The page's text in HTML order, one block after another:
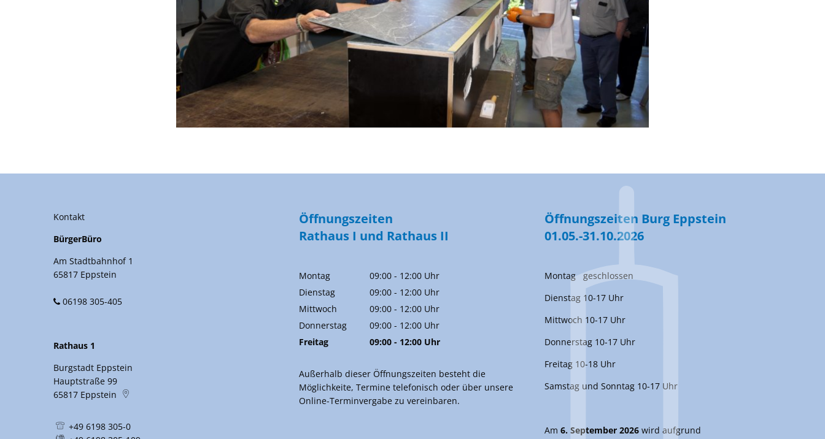
Kontakt
BürgerBüro
Am Stadtbahnhof 1
65817 Eppstein
06198 305-405
Rathaus 1
Burgstadt Eppstein
Hauptstraße 99
65817 Eppstein
+49 6198 305-0
Öffnungszeiten
Rathaus I und Rathaus II
Montag 09:00 - 12:00 Uhr
Von 09:00 bis 12:00 Uhr
Dienstag 09:00 - 12:00 Uhr
Von 09:00 bis 12:00 Uhr
Mittwoch 09:00 - 12:00 Uhr
Von 09:00 bis 12:00 Uhr
Donnerstag 09:00 - 12:00 Uhr
Von 09:00 bis 12:00 Uhr
Freitag 09:00 - 12:00 Uhr
Außerhalb dieser Öffnungszeiten besteht die
Möglichkeite, Termine telefonisch oder über unsere
Online-Terminvergabe zu vereinbaren.
Öffnungszeiten Burg Eppstein
01.05.-31.10.2026
Montag geschlossen
Dienstag 10-17 Uhr
Mittwoch 10-17 Uhr
Donnerstag 10-17 Uhr
Freitag 10-18 Uhr
Samstag und Sonntag 10-17 Uhr
Am 6. September 2026 wird aufgrund